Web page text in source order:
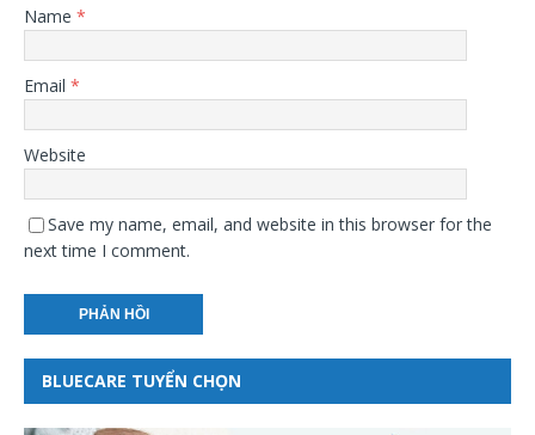
Name *
Email *
Website
Save my name, email, and website in this browser for the
next time I comment.
BLUECARE TUYỂN CHỌN